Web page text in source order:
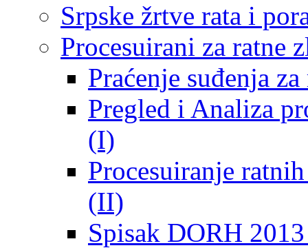
Srpske žrtve rata i
Procesuirani za ratne
Praćenje suđenja
Pregled i Analiza
(I)
Procesuiranje
(II)
Spisak DORH